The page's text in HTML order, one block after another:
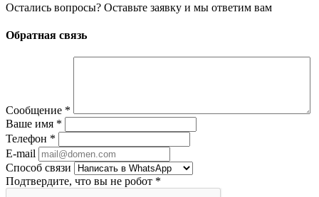
Остались вопросы? Оставьте заявку и мы ответим вам
Обратная связь
Сообщение *
Ваше имя *
Телефон *
E-mail
Способ связи
Подтвердите, что вы не робот *